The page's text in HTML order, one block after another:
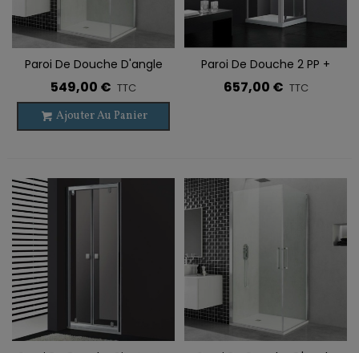
Paroi De Douche D'angle
Pivotante OPEN
549,00 € TTC
Ajouter Au Panier
Paroi De Douche 2 PP +
Latéral Fixe SLIM
657,00 € TTC